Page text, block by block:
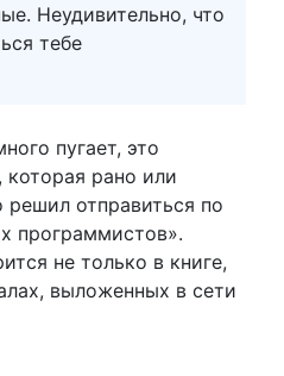
Неудивительно, что
тебе
пугает, это
которая рано или
решил отправиться по
программистов».
не только в книге,
выложенных в сети